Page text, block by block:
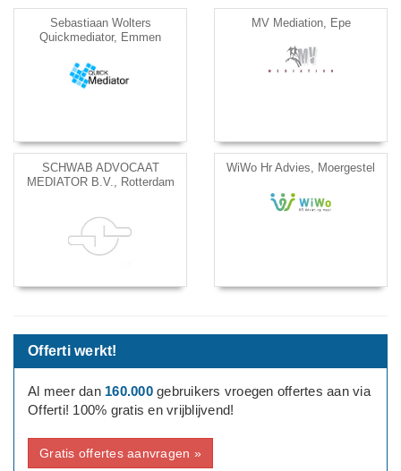
Sebastiaan Wolters
Quickmediator, Emmen
MV Mediation, Epe
SCHWAB ADVOCAAT
MEDIATOR B.V., Rotterdam
WiWo Hr Advies, Moergestel
Offerti werkt!
Al meer dan 160.000gebruikers vroegen offertes aan via
Offerti! 100% gratis en vrijblijvend!
Gratis offertes aanvragen »